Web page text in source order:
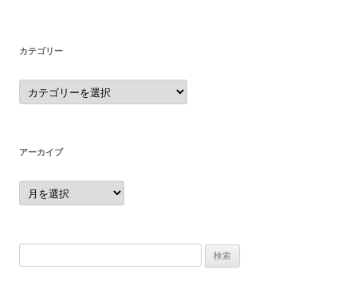
カテゴリー
カ
テ
ゴ
アーカイブ
ア
ー
カ
索: